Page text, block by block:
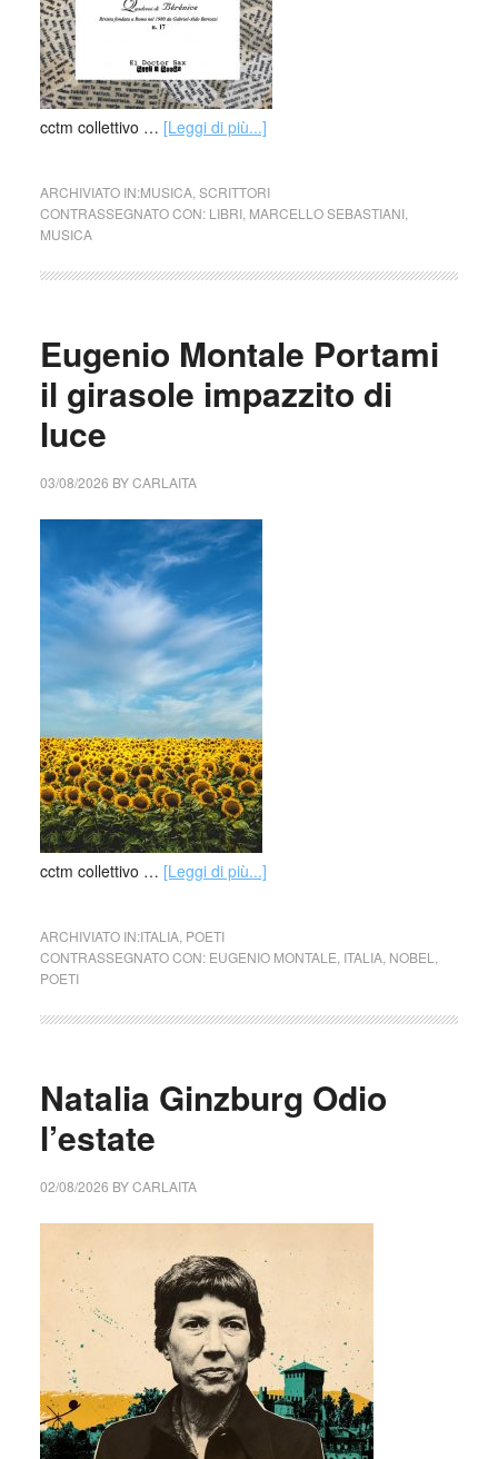
cctm collettivo … [Leggi di più...]
ARCHIVIATO IN:MUSICA, SCRITTORI
CONTRASSEGNATO CON: LIBRI, MARCELLO SEBASTIANI,
MUSICA
Eugenio Montale Portami
il girasole impazzito di
luce
03/08/2026 BYCARLAITA
cctm collettivo … [Leggi di più...]
ARCHIVIATO IN:ITALIA, POETI
CONTRASSEGNATO CON: EUGENIO MONTALE ITALIA, NOBEL
POETI
Natalia Ginzburg Odio
l’estate
02/08/2026 BYCARLAITA